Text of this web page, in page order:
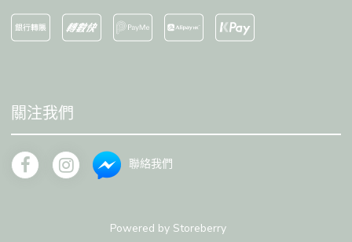
關注我們
聯絡我們
Powered by Storeberry